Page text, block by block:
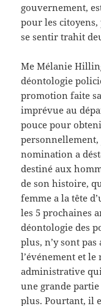
gouvernement,
pour les
se sentir trahit
Me Mélanie
déontologie
promotion faite
imprévue au
pouce pour
personnellement,
nomination a
destiné aux
de son histoire,
femme a la tête
les 5 prochaines
déontologie des
plus, n’y sont
l’événement et
administrative
une grande
plus. Pourtant, il